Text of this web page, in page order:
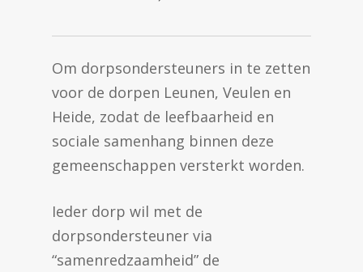
Om dorpsondersteuners in te zetten
voor de dorpen Leunen, Veulen en
Heide, zodat de leefbaarheid en
sociale samenhang binnen deze
gemeenschappen versterkt worden.
Ieder dorp wil met de
dorpsondersteuner via
“samenredzaamheid” de